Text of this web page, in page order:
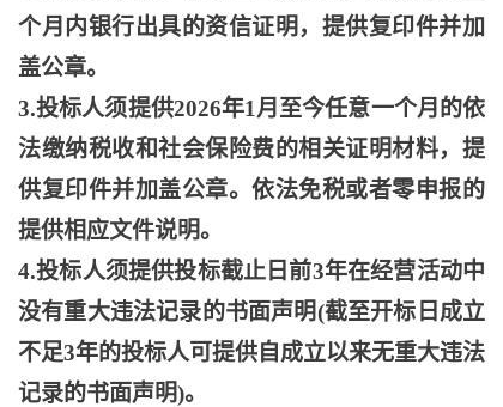
个月内银行出具的资信证明，提供复印件并加
盖公章。
3.投标人须提供2026年1月至今任意一个月的依
法缴纳税收和社会保险费的相关证明材料，提
供复印件并加盖公章。依法免税或者零申报的
提供相应文件说明。
4.投标人须提供投标截止日前3年在经营活动中
没有重大违法记录的书面声明(截至开标日成立
不足3年的投标人可提供自成立以来无重大违法
记录的书面声明)。